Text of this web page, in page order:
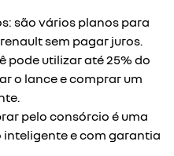
são vários planos para
sem pagar juros.
pode utilizar até 25% do
o lance e comprar um
pelo consórcio é uma
e com garantia